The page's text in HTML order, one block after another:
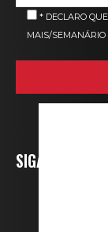
* DECLARO
MAIS/SEMANÁRIO
SIGA-NOS